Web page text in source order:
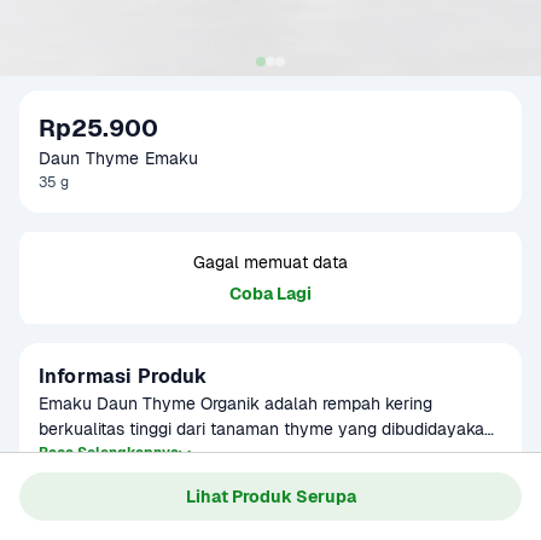
Lihat Produk Serupa
Rp25.900
Daun Thyme Emaku
35 g
Gagal memuat data
Coba Lagi
Informasi Produk
Emaku Daun Thyme Organik adalah rempah kering
berkualitas tinggi dari tanaman thyme yang dibudidayakan
secara organik tanpa pestisida. Memiliki aroma segar dan
rasa hangat khas Mediterania, daun thyme ini cocok untuk
masakan daging, ayam, sup, hingga saus pasta. Dikemas
Baca Selengkapnya
Kategori
Bumbu & Saus
3-8 bulan